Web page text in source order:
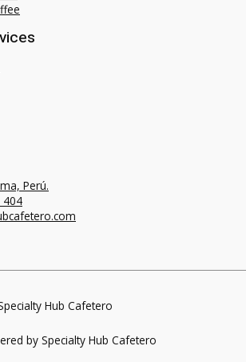
Perú.
404
Hub Cafetero
by Specialty Hub Cafetero